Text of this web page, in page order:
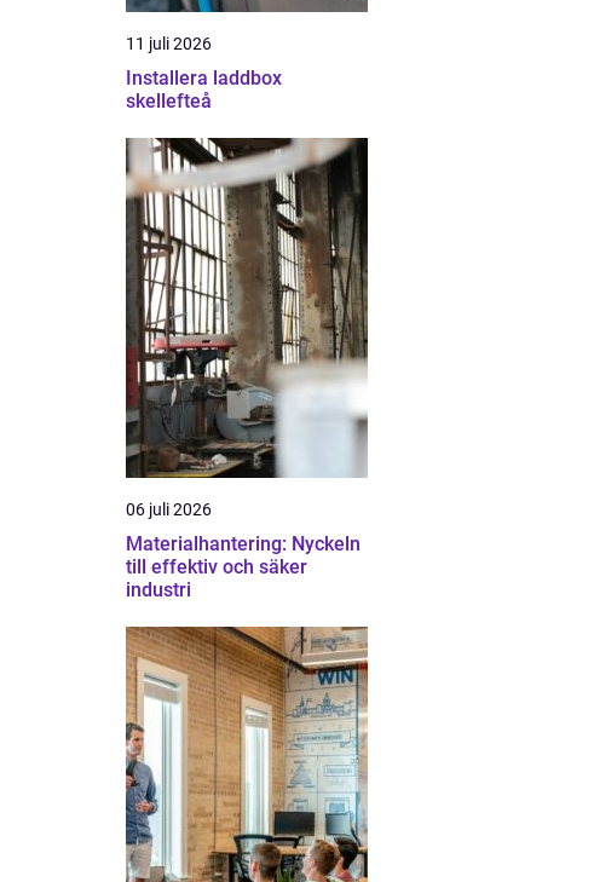
11 juli 2026
Installera laddbox
skellefteå
06 juli 2026
Materialhantering: Nyckeln
till effektiv och säker
industri